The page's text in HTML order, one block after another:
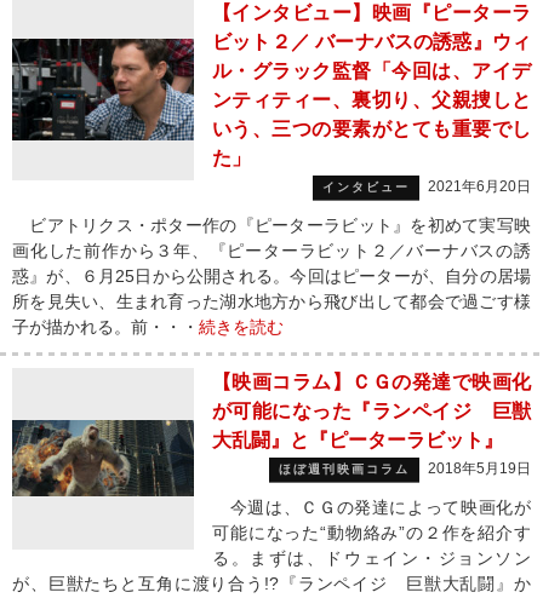
【インタビュー】映画『ピーターラ
ビット２／ バーナバスの誘惑』ウィ
ル・グラック監督「今回は、アイデ
ンティティー、裏切り、父親捜しと
いう、三つの要素がとても重要でし
た」
インタビュー 2021年6月20日
ビアトリクス・ポター作の『ピーターラビット』を初めて実写映
画化した前作から３年、『ピーターラビット２／バーナバスの誘
惑』が、６月25日から公開される。今回はピーターが、自分の居場
所を見失い、生まれ育った湖水地方から飛び出して都会で過ごす様
子が描かれる。前・・・ 続きを読む
【映画コラム】ＣＧの発達で映画化
が可能になった『ランペイジ 巨獣
大乱闘』と『ピーターラビット』
ほぼ週刊映画コラム 2018年5月19日
今週は、ＣＧの発達によって映画化が
可能になった“動物絡み”の２作を紹介す
る。まずは、ドウェイン・ジョンソン
が、巨獣たちと互角に渡り合う!?『ランペイジ 巨獣大乱闘』か